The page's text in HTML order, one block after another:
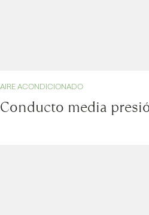
AIRE ACONDICIONADO
Conducto media